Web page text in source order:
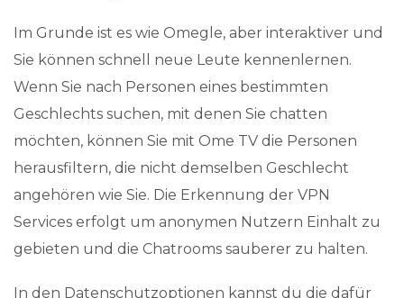
Im Grunde ist es wie Omegle, aber interaktiver und
Sie können schnell neue Leute kennenlernen.
Wenn Sie nach Personen eines bestimmten
Geschlechts suchen, mit denen Sie chatten
möchten, können Sie mit Ome TV die Personen
herausfiltern, die nicht demselben Geschlecht
angehören wie Sie. Die Erkennung der VPN
Services erfolgt um anonymen Nutzern Einhalt zu
gebieten und die Chatrooms sauberer zu halten.
In den Datenschutzoptionen kannst du die dafür